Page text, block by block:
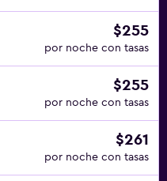
$255
por noche con tasas
$255
por noche con tasas
$261
por noche con tasas